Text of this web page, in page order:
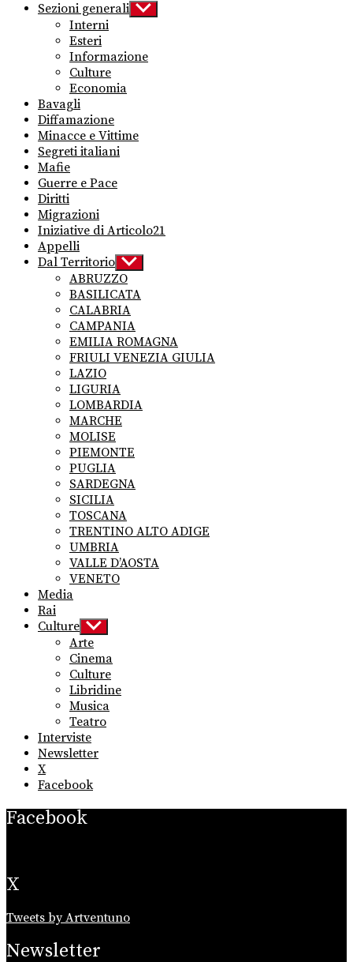
Sezioni generali Show
sub
Interni
Esteri
Informazione
Culture
Economia
Bavagli
Diffamazione
Minacce e Vittime
Segreti italiani
Mafie
Guerre e Pace
Diritti
Migrazioni
Iniziative di Articolo21
Appelli
Dal Territorio Show
sub
menu
ABRUZZO
BASILICATA
CALABRIA
CAMPANIA
EMILIA ROMAGNA
FRIULI VENEZIA GIULIA
LAZIO
LIGURIA
LOMBARDIA
MARCHE
MOLISE
PIEMONTE
PUGLIA
SARDEGNA
SICILIA
TOSCANA
TRENTINO ALTO ADIGE
UMBRIA
VALLE D’AOSTA
VENETO
Media
Rai
Culture Show
sub
menu
Arte
Cinema
Culture
Libridine
Musica
Teatro
Interviste
Newsletter
X
Facebook
Facebook
X
Tweets by Artventuno
Newsletter